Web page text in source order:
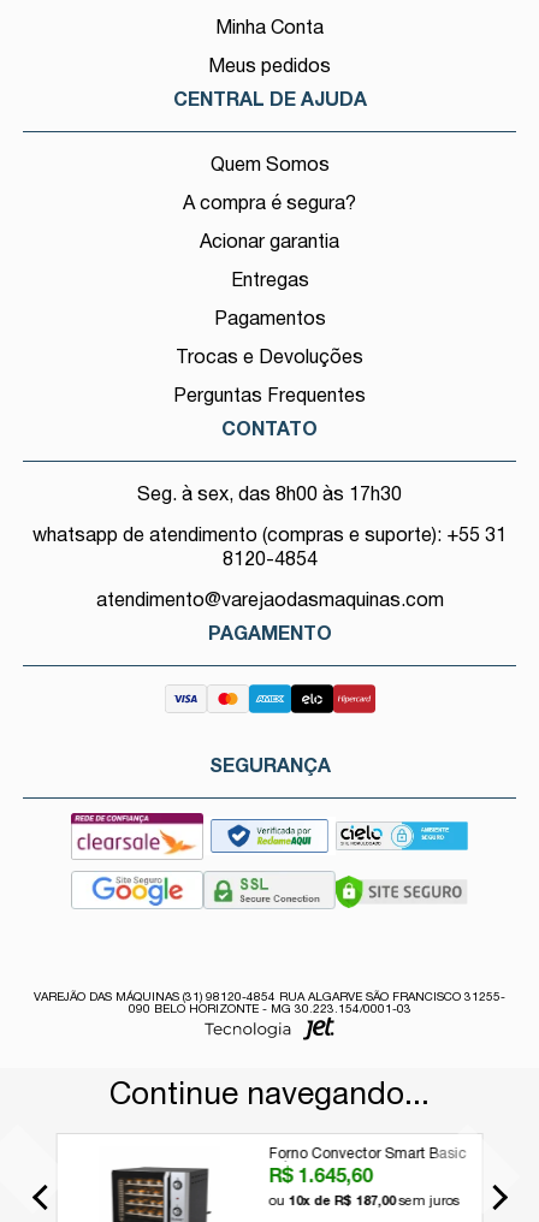
Minha Conta
Meus pedidos
CENTRAL DE AJUDA
Quem Somos
A compra é segura?
Acionar garantia
Entregas
Pagamentos
Trocas e Devoluções
Perguntas Frequentes
CONTATO
Seg. à sex, das 8h00 às 17h30
whatsapp de atendimento (compras e suporte): +55 31
8120-4854
atendimento@varejaodasmaquinas.com
PAGAMENTO
SEGURANÇA
VAREJÃO DAS MÁQUINAS (31) 98120-4854 RUA ALGARVE SÃO FRANCISCO 31255-
090 BELO HORIZONTE - MG 30.223.154/0001-03